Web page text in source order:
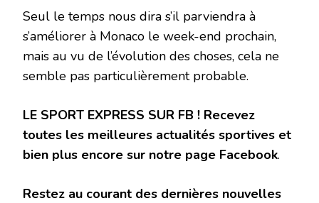
Seul le temps nous dira s’il parviendra à
s’améliorer à Monaco le week-end prochain,
mais au vu de l’évolution des choses, cela ne
semble pas particulièrement probable.
LE SPORT EXPRESS SUR FB ! Recevez
toutes les meilleures actualités sportives et
bien plus encore sur notre page Facebook.
Restez au courant des dernières nouvelles